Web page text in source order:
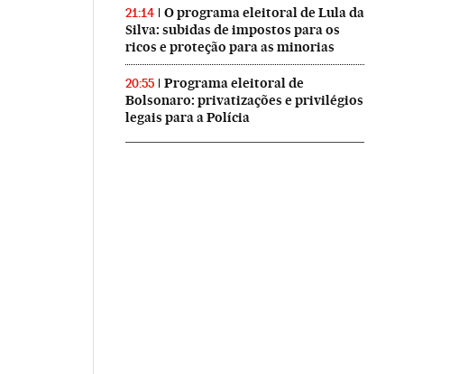
21:14
O programa eleitoral de Lula da
Silva: subidas de impostos para os
ricos e proteção para as minorias
20:55
Programa eleitoral de
Bolsonaro: privatizações e privilégios
legais para a Polícia